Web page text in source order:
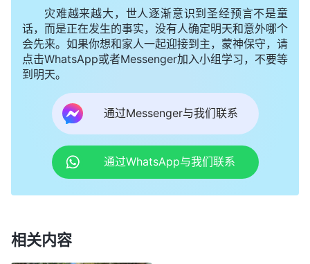
儿，我赶紧让王弟兄给我多发一些全能神的话。
接着，王弟兄给我发了《你当知道全人类是如何
发展到今天的》《不认识神的人都是抵挡神的人》等
作工有了一点认识，知道了人类堕落的起源，撒但是
怎么败坏人的以及神是如何作工拯救人类的。我还认
识到我们总凭着观念想象定规神的作工，这是抵挡神
的行为。越看神的话我心里越亮堂，感到全能神的话
有权柄、有能力，好像是神的声音，我决定继续考
困惑得解 对圣经有了新的认识
灾难越来越大，世人逐渐意识到圣经预言不是童
话，而是正在发生的事实，没有人确定明天和意外哪个
会先来。如果你想和家人一起迎接到主，蒙神保守，请
点击WhatsApp或者Messenger加入小组学习，不要等
到明天。
通过Messenger与我们联系
通过WhatsApp与我们联系
相关内容